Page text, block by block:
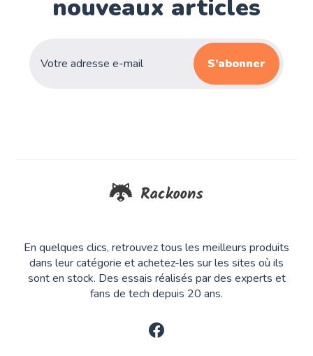
nouveaux articles
S’abonner
En quelques clics, retrouvez tous les meilleurs produits
dans leur catégorie et achetez-les sur les sites où ils
sont en stock. Des essais réalisés par des experts et
fans de tech depuis 20 ans.